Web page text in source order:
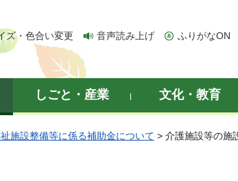
ズ・色合い変更 音声読み上げ ふりがなON
しごと・産業 文化・教育
施設整備等に係る補助金について > 介護施設等の施